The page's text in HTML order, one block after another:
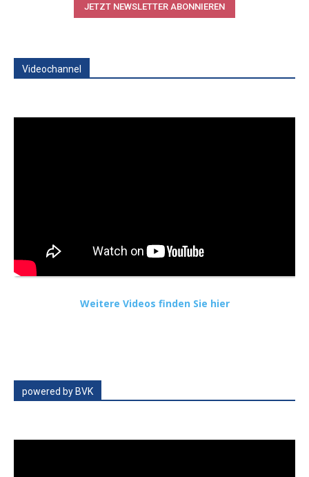
JETZT NEWSLETTER ABONNIEREN
Videochannel
Weitere Videos finden Sie hier
powered by BVK